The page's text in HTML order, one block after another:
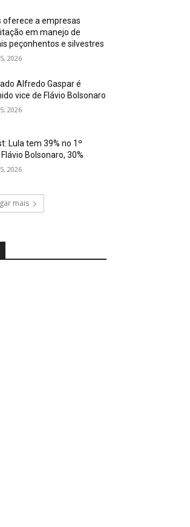
oferece a empresas
em manejo de
peçonhentos e silvestres
2026
Alfredo Gaspar é
vice de Flávio Bolsonaro
2026
Lula tem 39% no 1º
Bolsonaro, 30%
2026
mais